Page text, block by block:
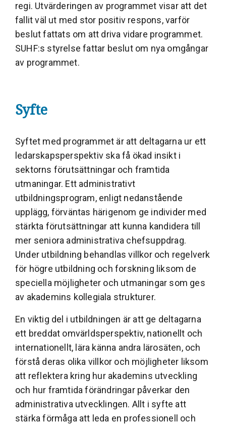
regi. Utvärderingen av programmet visar att det
fallit väl ut med stor positiv respons, varför
beslut fattats om att driva vidare programmet.
SUHF:s styrelse fattar beslut om nya omgångar
av programmet.
Syfte
Syftet med programmet är att deltagarna ur ett
ledarskapsperspektiv ska få ökad insikt i
sektorns förutsättningar och framtida
utmaningar. Ett administrativt
utbildningsprogram, enligt nedanstående
upplägg, förväntas härigenom ge individer med
stärkta förutsättningar att kunna kandidera till
mer seniora administrativa chefsuppdrag.
Under utbildning behandlas villkor och regelverk
för högre utbildning och forskning liksom de
speciella möjligheter och utmaningar som ges
av akademins kollegiala strukturer.
En viktig del i utbildningen är att ge deltagarna
ett breddat omvärldsperspektiv, nationellt och
internationellt, lära känna andra lärosäten, och
förstå deras olika villkor och möjligheter liksom
att reflektera kring hur akademins utveckling
och hur framtida förändringar påverkar den
administrativa utvecklingen. Allt i syfte att
stärka förmåga att leda en professionell och